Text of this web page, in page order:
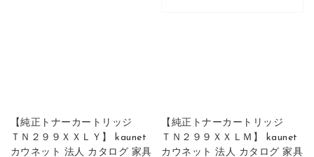
【純正トナーカートリッジ
ＴＮ２９９ＸＸＬＹ】 kaunet
カウネット 法人 カタログ 家具
【純正トナーカートリッジ
ＴＮ２９９ＸＸＬＭ】 kaunet
カウネット 法人 カタログ 家具